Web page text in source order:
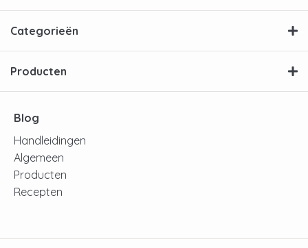
Categorieën
Producten
Blog
Handleidingen
Algemeen
Producten
Recepten